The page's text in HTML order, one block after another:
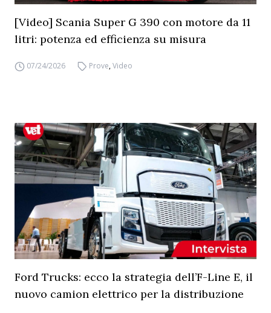
[Video] Scania Super G 390 con motore da 11
litri: potenza ed efficienza su misura
07/24/2026 Prove,Video
Ford Trucks: ecco la strategia dell’F-Line E, il
nuovo camion elettrico per la distribuzione